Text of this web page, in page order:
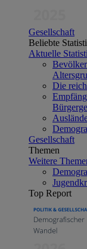
Gesellschaft
Beliebte
Aktuelle
Die
Gesellschaft
Themen
Weitere
Top Report